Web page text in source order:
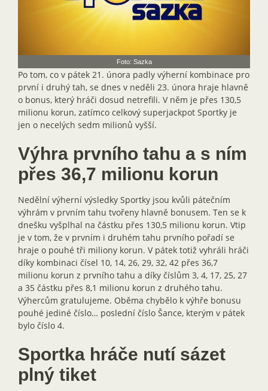
Foto: Sazka
Po tom, co v pátek 21. února padly výherní kombinace pro
první i druhý tah, se dnes v neděli 23. února hraje hlavně
o bonus, který hráči dosud netrefili. V něm je přes 130,5
milionu korun, zatímco celkový superjackpot Sportky je
jen o necelých sedm milionů vyšší.
Výhra prvního tahu a s ním
přes 36,7 milionu korun
Nedělní výherní výsledky Sportky jsou kvůli pátečním
výhrám v prvním tahu tvořeny hlavně bonusem. Ten se k
dnešku vyšplhal na částku přes 130,5 milionu korun. Vtip
je v tom, že v prvním i druhém tahu prvního pořadí se
hraje o pouhé tři miliony korun. V pátek totiž vyhráli hráči
díky kombinaci čísel 10, 14, 26, 29, 32, 42 přes 36,7
milionu korun z prvního tahu a díky číslům 3, 4, 17, 25, 27
a 35 částku přes 8,1 milionu korun z druhého tahu.
Výhercům gratulujeme. Oběma chybělo k výhře bonusu
pouhé jediné číslo… poslední číslo Šance, kterým v pátek
bylo číslo 4.
Sportka hráče nutí sázet
plný tiket